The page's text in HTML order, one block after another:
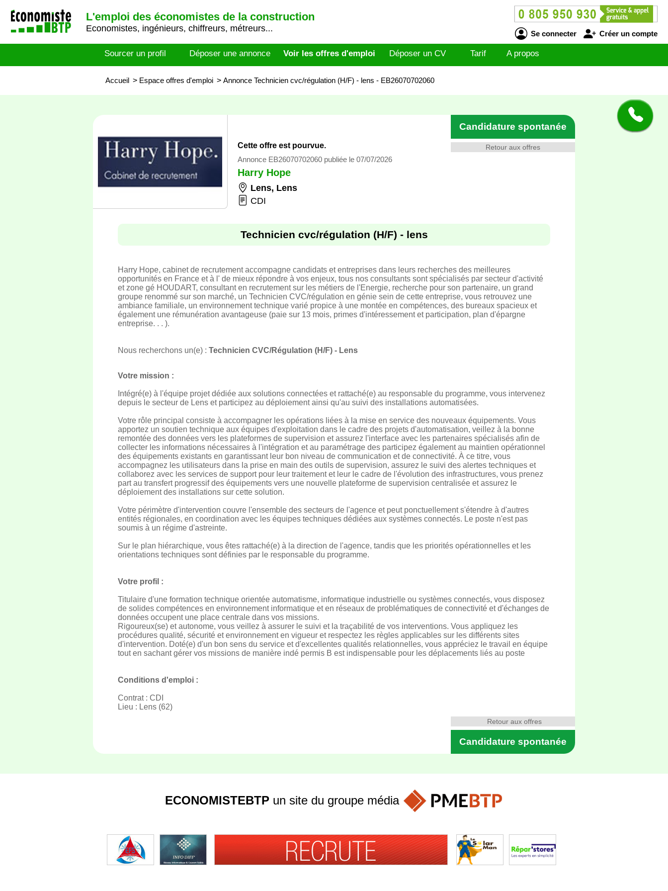
L'emploi des économistes de la construction
Economistes, ingénieurs, chiffreurs, métreurs...
Se connecter Créer un compte
Sourcer un profil Déposer une annonce Voir les offres d'emploi Déposer un CV Tarif A propos
Accueil > Espace offres d'emploi > Annonce Technicien cvc/régulation (H/F) - lens - EB26070702060
Retour aux offres
Candidature spontanée
Cette offre est pourvue.
Annonce EB26070702060 publiée le 07/07/2026
Harry Hope
Lens, Lens
CDI
Technicien cvc/régulation (H/F) - lens
Harry Hope, cabinet de recrutement accompagne candidats et entreprises dans leurs recherches des meilleures
opportunités en France et à l' de mieux répondre à vos enjeux, tous nos consultants sont spécialisés par secteur d'activité
et zone gé HOUDART, consultant en recrutement sur les métiers de l'Energie, recherche pour son partenaire, un grand
groupe renommé sur son marché, un Technicien CVC/régulation en génie sein de cette entreprise, vous retrouvez une
ambiance familiale, un environnement technique varié propice à une montée en compétences, des bureaux spacieux et
également une rémunération avantageuse (paie sur 13 mois, primes d'intéressement et participation, plan d'épargne
entreprise. . . ).
Nous recherchons un(e) : Technicien CVC/Régulation (H/F) - Lens
Votre mission :
Intégré(e) à l'équipe projet dédiée aux solutions connectées et rattaché(e) au responsable du programme, vous intervenez
depuis le secteur de Lens et participez au déploiement ainsi qu'au suivi des installations automatisées.
Votre rôle principal consiste à accompagner les opérations liées à la mise en service des nouveaux équipements. Vous
apportez un soutien technique aux équipes d'exploitation dans le cadre des projets d'automatisation, veillez à la bonne
remontée des données vers les plateformes de supervision et assurez l'interface avec les partenaires spécialisés afin de
collecter les informations nécessaires à l'intégration et au paramétrage des participez également au maintien opérationnel
des équipements existants en garantissant leur bon niveau de communication et de connectivité. À ce titre, vous
accompagnez les utilisateurs dans la prise en main des outils de supervision, assurez le suivi des alertes techniques et
collaborez avec les services de support pour leur traitement et leur le cadre de l'évolution des infrastructures, vous prenez
part au transfert progressif des équipements vers une nouvelle plateforme de supervision centralisée et assurez le
déploiement des installations sur cette solution.
Votre périmètre d'intervention couvre l'ensemble des secteurs de l'agence et peut ponctuellement s'étendre à d'autres
entités régionales, en coordination avec les équipes techniques dédiées aux systèmes connectés. Le poste n'est pas
soumis à un régime d'astreinte.
Sur le plan hiérarchique, vous êtes rattaché(e) à la direction de l'agence, tandis que les priorités opérationnelles et les
orientations techniques sont définies par le responsable du programme.
Votre profil :
Titulaire d'une formation technique orientée automatisme, informatique industrielle ou systèmes connectés, vous disposez
de solides compétences en environnement informatique et en réseaux de problématiques de connectivité et d'échanges de
données occupent une place centrale dans vos missions.
Rigoureux(se) et autonome, vous veillez à assurer le suivi et la traçabilité de vos interventions. Vous appliquez les
procédures qualité, sécurité et environnement en vigueur et respectez les règles applicables sur les différents sites
d'intervention. Doté(e) d'un bon sens du service et d'excellentes qualités relationnelles, vous appréciez le travail en équipe
tout en sachant gérer vos missions de manière indé permis B est indispensable pour les déplacements liés au poste
Conditions d'emploi :
Contrat : CDI
Lieu : Lens (62)
Candidature spontanée
Retour aux offres
ECONOMISTEBTPun site du groupe média